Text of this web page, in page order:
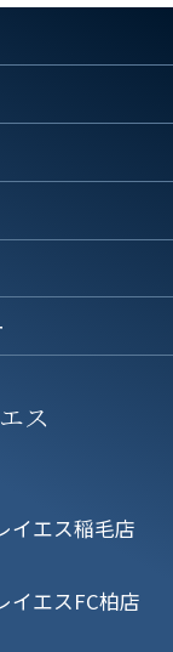
ス
イエス稲毛店
イエスFC柏店